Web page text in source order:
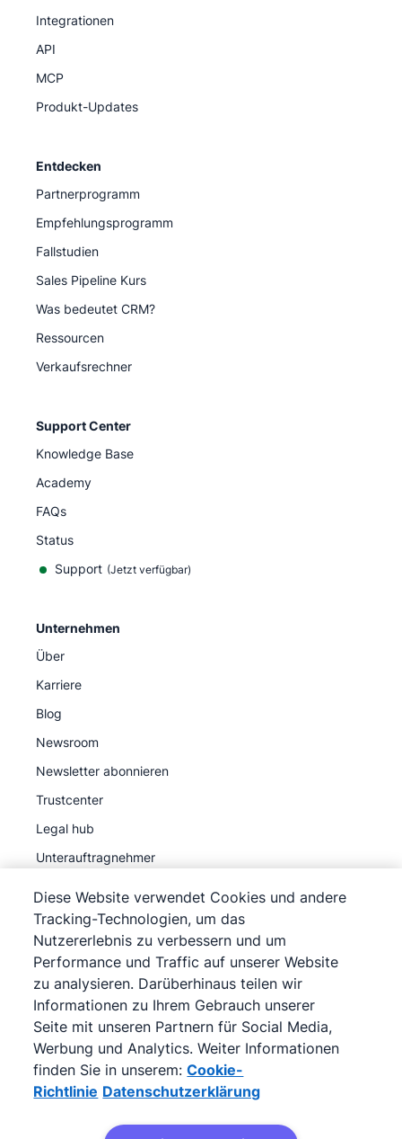
Integrationen
API
MCP
Produkt-Updates
Entdecken
Partnerprogramm
Empfehlungsprogramm
Fallstudien
Sales Pipeline Kurs
Was bedeutet CRM?
Ressourcen
Verkaufsrechner
Support Center
Knowledge Base
Academy
FAQs
Status
Support (Jetzt verfügbar)
Unternehmen
Über
Karriere
Blog
Newsroom
Newsletter abonnieren
Trustcenter
Legal hub
Unterauftragnehmer
©2026Pipedrive
Pipedrive
Nutzungsbedingungen
Pipedrive
Datenschutzerklärung
Impressum
Siteübersicht
Cookie-Richtlinie
Cookie-Präferenzen
Diese Website verwendet Cookies und andere
Tracking-Technologien, um das
Nutzererlebnis zu verbessern und um
Performance und Traffic auf unserer Website
zu analysieren. Darüberhinaus teilen wir
Informationen zu Ihrem Gebrauch unserer
Seite mit unseren Partnern für Social Media,
Werbung und Analytics. Weiter Informationen
finden Sie in unserem: Cookie-
Richtlinie Datenschutzerklärung